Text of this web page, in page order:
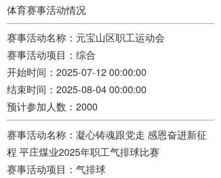
体育赛事活动情况
赛事活动名称：元宝山区职工运动会
赛事活动项目：综合
开始时间：2025-07-12 00:00:00
结束时间：2025-08-04 00:00:00
预计参加人数：2000
赛事活动名称：凝心铸魂跟党走 感恩奋进新征
程 平庄煤业2025年职工气排球比赛
赛事活动项目：气排球